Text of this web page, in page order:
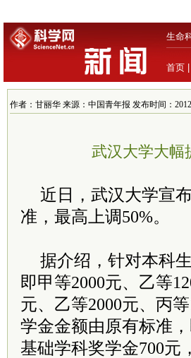
生命
首页
作者：甘丽华 来源：中国青年报 发布时间：
武汉大学大幅
近日，武汉大学宣
准，最高上调50%。
据介绍，针对本科
即甲等2000元、乙等
元、乙等2000元、丙
学金金额由原有标准
基础学科奖学金700元